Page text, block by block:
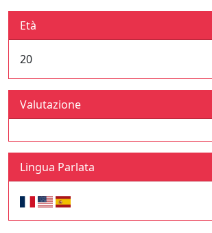
Età
20
Valutazione
Lingua Parlata